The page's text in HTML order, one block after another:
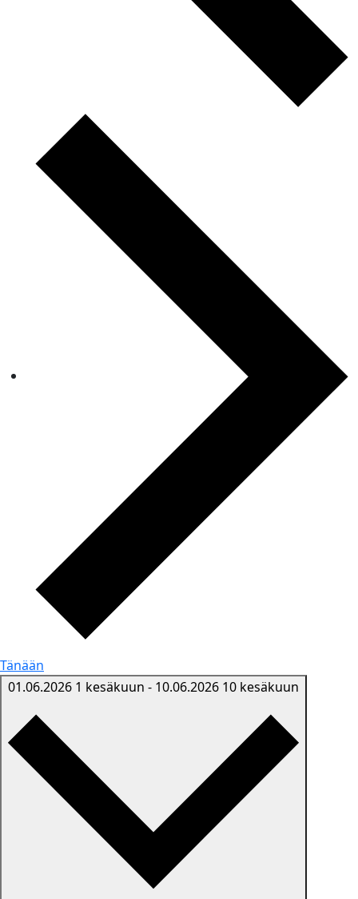
Tänään
01.06.2026 1 kesäkuun - 10.06.2026 10 kesäkuun